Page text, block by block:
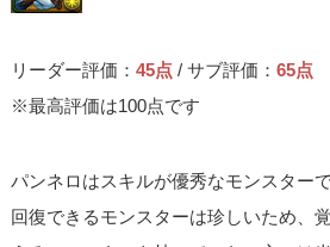
リーダー評価：45点 / サブ評価：65点
※最高評価は100点です
パンネロはスキルが優秀なモンスター
回復できるモンスターは珍しいため、